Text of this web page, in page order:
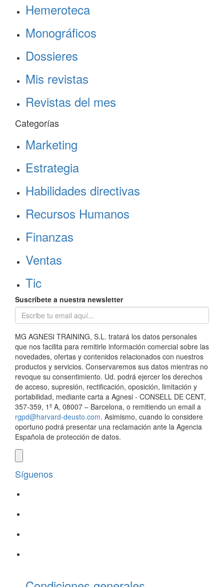
Hemeroteca
Monográficos
Dossieres
Mis revistas
Revistas del mes
Categorías
Marketing
Estrategia
Habilidades directivas
Recursos Humanos
Finanzas
Ventas
Tic
Suscríbete a nuestra newsletter
MG AGNESI TRAINING, S.L. tratará los datos personales
que nos facilita para remitirle información comercial sobre las
novedades, ofertas y contenidos relacionados con nuestros
productos y servicios. Conservaremos sus datos mientras no
revoque su consentimiento. Ud. podrá ejercer los derechos
de acceso, supresión, rectificación, oposición, limitación y
portabilidad, mediante carta a Agnesi - CONSELL DE CENT,
357-359, 1º A, 08007 – Barcelona, o remitiendo un email a
rgpd@harvard-deusto.com. Asimismo, cuando lo considere
oportuno podrá presentar una reclamación ante la Agencia
Española de protección de datos.
Síguenos